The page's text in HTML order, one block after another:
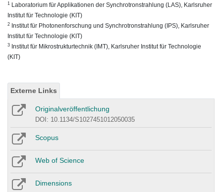
1 Laboratorium für Applikationen der Synchrotronstrahlung (LAS), Karlsruher
Institut für Technologie (KIT)
2 Institut für Photonenforschung und Synchrotronstrahlung (IPS), Karlsruher
Institut für Technologie (KIT)
3 Institut für Mikrostrukturtechnik (IMT), Karlsruher Institut für Technologie
(KIT)
Externe Links
Originalveröffentlichung
DOI: 10.1134/S1027451012050035
Scopus
Web of Science
Dimensions